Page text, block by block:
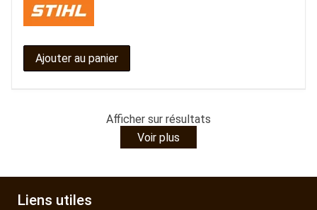
Ajouter au panier
Afficher sur résultats
Voir plus
Liens utiles